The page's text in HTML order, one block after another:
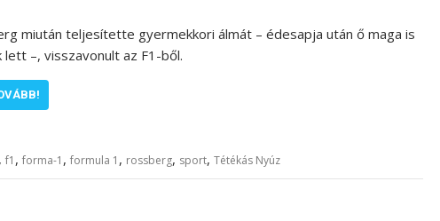
miután teljesítette gyermekkori álmát – édesapja után ő maga is
lett –, visszavonult az F1-ből.
, f1 , forma-1 , formula 1 , rossberg, sport, Tétékás Nyúz